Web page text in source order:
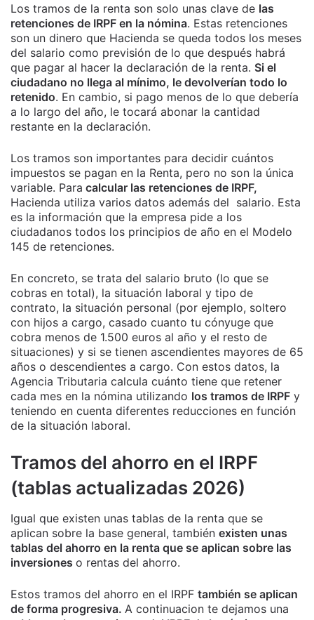
Los tramos de la renta son solo unas clave de las
retenciones de IRPF en la nómina. Estas retenciones
son un dinero que Hacienda se queda todos los meses
del salario como previsión de lo que después habrá
que pagar al hacer la declaración de la renta. Si el
ciudadano no llega al mínimo, le devolverían todo lo
retenido. En cambio, si pago menos de lo que debería
a lo largo del año, le tocará abonar la cantidad
restante en la declaración.
Los tramos son importantes para decidir cuántos
impuestos se pagan en la Renta, pero no son la única
variable. Para calcular las retenciones de IRPF,
Hacienda utiliza varios datos además del salario. Esta
es la información que la empresa pide a los
ciudadanos todos los principios de año en el Modelo
145 de retenciones.
En concreto, se trata del salario bruto (lo que se
cobras en total), la situación laboral y tipo de
contrato, la situación personal (por ejemplo, soltero
con hijos a cargo, casado cuanto tu cónyuge que
cobra menos de 1.500 euros al año y el resto de
situaciones) y si se tienen ascendientes mayores de 65
años o descendientes a cargo. Con estos datos, la
Agencia Tributaria calcula cuánto tiene que retener
cada mes en la nómina utilizando los tramos de IRPF y
teniendo en cuenta diferentes reducciones en función
de la situación laboral.
Tramos del ahorro en el IRPF
(tablas actualizadas 2026)
Igual que existen unas tablas de la renta que se
aplican sobre la base general, también existen unas
tablas del ahorro en la renta que se aplican sobre las
inversiones o rentas del ahorro.
Estos tramos del ahorro en el IRPF también se aplican
de forma progresiva. A continuacion te dejamos una